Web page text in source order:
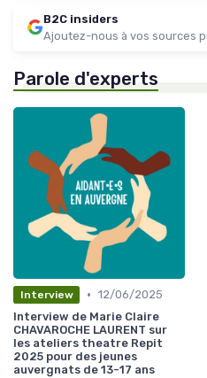
B2C insiders
Ajoutez-nous à vos sources
Parole d'experts
Interview • 12/06/2025
Interview de Marie Claire
CHAVAROCHE LAURENT sur
les ateliers theatre Repit
2025 pour des jeunes
auvergnats de 13-17 ans